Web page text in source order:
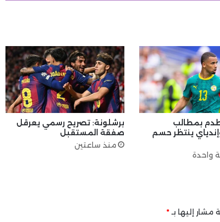
بمطالب
ينتظر حسم
واحدة
برشلونة: تصريح رسمي يعرقل
صفقة المستقبل
منذ ساعتين
مشار إليها بـ *